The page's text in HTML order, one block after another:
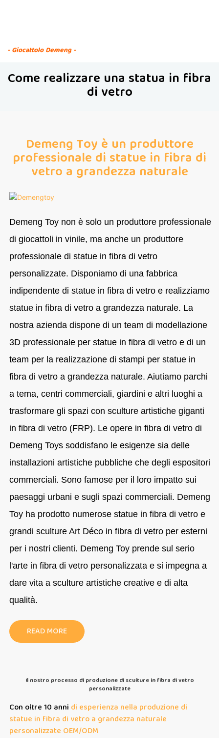
- Giocattolo Demeng -
Come realizzare una statua in fibra
di vetro
Demeng Toy è un produttore
professionale di statue in fibra di
vetro a grandezza naturale
Demeng Toy non è solo un produttore professionale
di giocattoli in vinile, ma anche un produttore
professionale di statue in fibra di vetro
personalizzate. Disponiamo di una fabbrica
indipendente di statue in fibra di vetro e realizziamo
statue in fibra di vetro a grandezza naturale. La
nostra azienda dispone di un team di modellazione
3D professionale per statue in fibra di vetro e di un
team per la realizzazione di stampi per statue in
fibra di vetro a grandezza naturale. Aiutiamo parchi
a tema, centri commerciali, giardini e altri luoghi a
trasformare gli spazi con sculture artistiche giganti
in fibra di vetro (FRP). Le opere in fibra di vetro di
Demeng Toys soddisfano le esigenze sia delle
installazioni artistiche pubbliche che degli espositori
commerciali. Sono famose per il loro impatto sui
paesaggi urbani e sugli spazi commerciali. Demeng
Toy ha prodotto numerose statue in fibra di vetro e
grandi sculture Art Déco in fibra di vetro per esterni
per i nostri clienti. Demeng Toy prende sul serio
l'arte in fibra di vetro personalizzata e si impegna a
dare vita a sculture artistiche creative e di alta
qualità.
READ MORE
Il nostro processo di produzione di sculture in fibra di vetro
personalizzate
Con oltre 10 anni di esperienza nella produzione di
statue in fibra di vetro a grandezza naturale
personalizzate OEM/ODM